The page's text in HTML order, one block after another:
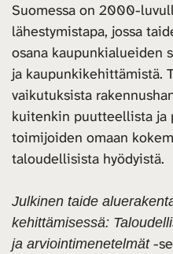
Suomessa on 2000-
lähestymistapa, jossa
osana kaupunkialueiden
ja kaupunkikehittämistä.
vaikutuksista
kuitenkin puutteellista ja
toimijoiden omaan
taloudellisista hyödyistä.
Julkinen taide
kehittämisessä:
ja arviointimenetelmät-